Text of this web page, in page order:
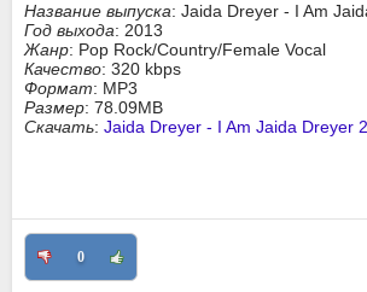
Название выпуска: Jaida Dreyer - I Am
Год выхода: 2013
Жанр: Pop Rock/Country/Female Vocal
Качество: 320 kbps
Формат: MP3
Размер: 78.09MB
Скачать: Jaida Dreyer - I Am Jaida Dreyer
0